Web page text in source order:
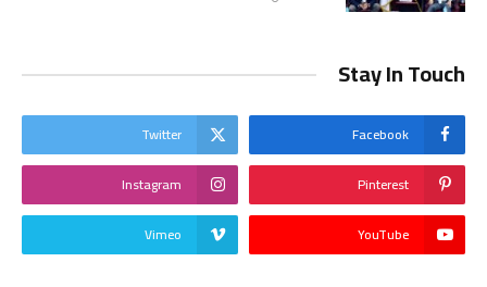
Stay In Touch
Facebook
Twitter
Pinterest
Instagram
YouTube
Vimeo